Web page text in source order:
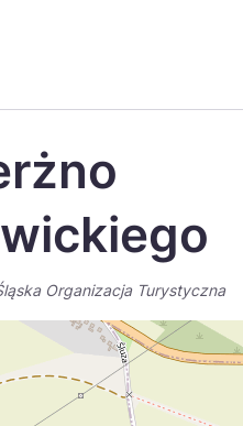
日本
Organizacja Turystyczna